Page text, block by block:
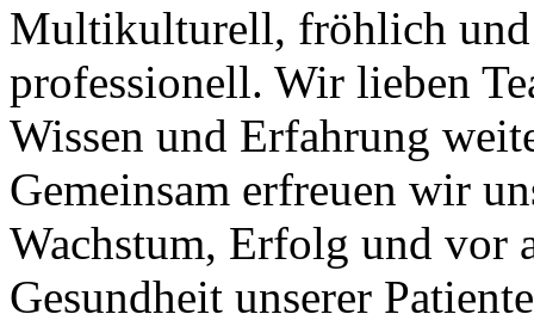
Multikulturell, fröhlich und
professionell. Wir lieben
Wissen und Erfahrung
Gemeinsam erfreuen wir
Wachstum, Erfolg und vor
Gesundheit unserer